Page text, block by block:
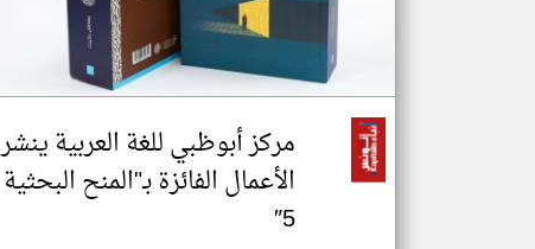
مركز أبوظبي للغة العربية ينشر
الأعمال الفائزة بـ"المنح البحثية
5″